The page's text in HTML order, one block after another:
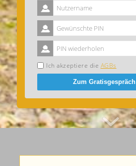
Ich akzeptiere die AGBs
Zum Gratisgespräch